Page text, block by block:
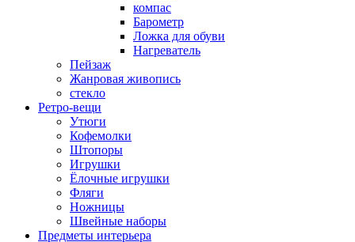
компас
Барометр
Ложка для обуви
Нагреватель
Пейзаж
Жанровая живопись
стекло
Ретро-вещи
Утюги
Кофемолки
Штопоры
Игрушки
Ёлочные игрушки
Фляги
Ножницы
Швейные наборы
Предметы интерьера